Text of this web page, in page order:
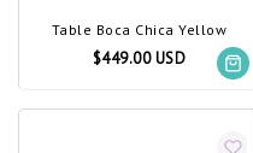
Table Boca Chica Yellow
$449.00 USD